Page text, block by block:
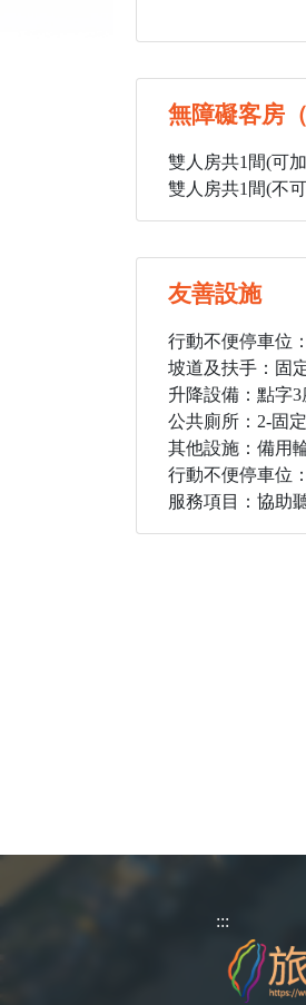
無障礙客房（
雙人房共1間(可
雙人房共1間(不
友善設施
行動不便停車位
坡道及扶手：固
升降設備：點字
公共廁所：2-固
其他設施：備用
行動不便停車位
服務項目：協助
:::